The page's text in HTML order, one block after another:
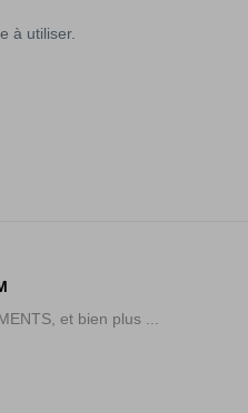
à utiliser.
et bien plus ...